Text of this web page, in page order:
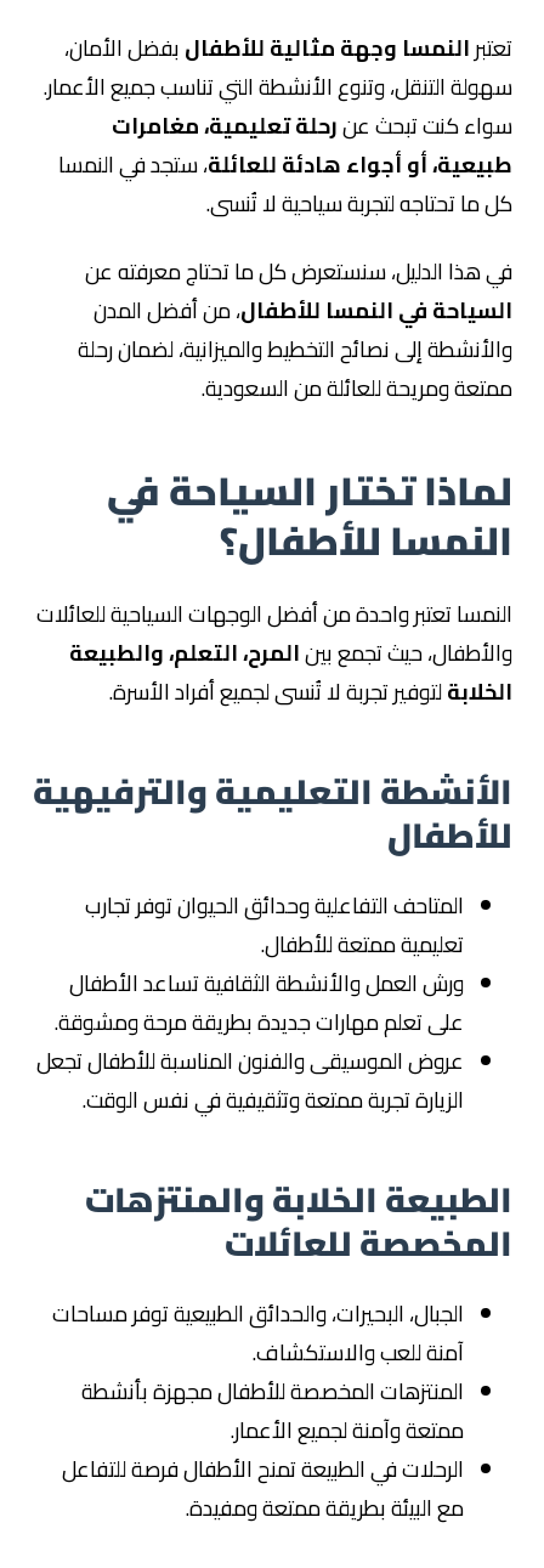
تعتبرالنمسا وجهة مثالية للأطفالبفضل الأمان،
سهولة التنقل، وتنوع الأنشطة التي تناسب جميع الأعمار.
سواء كنت تبحث عنرحلة تعليمية، مغامرات
طبيعية، أو أجواء هادئة للعائلة، ستجد في النمسا
كل ما تحتاجه لتجربة سياحية لا تُنسى.
في هذا الدليل، سنستعرض كل ما تحتاج معرفته عن
السياحة في النمسا للأطفال، من أفضل المدن
والأنشطة إلى نصائح التخطيط والميزانية، لضمان رحلة
ممتعة ومريحة للعائلة من السعودية.
لماذا تختار السياحة في
النمسا للأطفال؟
النمسا تعتبر واحدة من أفضل الوجهات السياحية للعائلات
والأطفال، حيث تجمع بينالمرح، التعلم، والطبيعة
الخلابةلتوفير تجربة لا تُنسى لجميع أفراد الأسرة.
الأنشطة التعليمية والترفيهية
للأطفال
المتاحف التفاعلية وحدائق الحيوان توفر تجارب
تعليمية ممتعة للأطفال.
ورش العمل والأنشطة الثقافية تساعد الأطفال
على تعلم مهارات جديدة بطريقة مرحة ومشوقة.
عروض الموسيقى والفنون المناسبة للأطفال تجعل
الزيارة تجربة ممتعة وتثقيفية في نفس الوقت.
الطبيعة الخلابة والمنتزهات
المخصصة للعائلات
الجبال، البحيرات، والحدائق الطبيعية توفر مساحات
آمنة للعب والاستكشاف.
المنتزهات المخصصة للأطفال مجهزة بأنشطة
ممتعة وآمنة لجميع الأعمار.
الرحلات في الطبيعة تمنح الأطفال فرصة للتفاعل
مع البيئة بطريقة ممتعة ومفيدة.